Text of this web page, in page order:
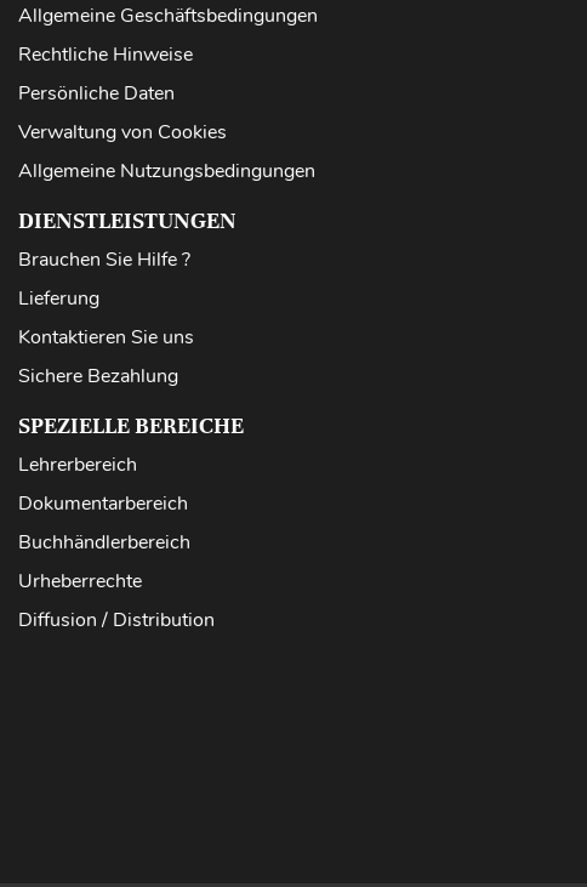
Allgemeine Geschäftsbedingungen
Rechtliche Hinweise
Persönliche Daten
Verwaltung von Cookies
Allgemeine Nutzungsbedingungen
DIENSTLEISTUNGEN
Brauchen Sie Hilfe ?
Lieferung
Kontaktieren Sie uns
Sichere Bezahlung
SPEZIELLE BEREICHE
Lehrerbereich
Dokumentarbereich
Buchhändlerbereich
Urheberrechte
Diffusion / Distribution